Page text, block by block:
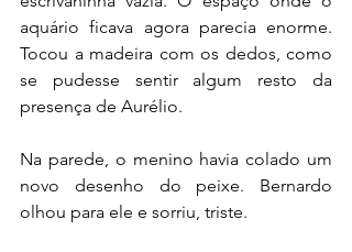
aquário ficava agora parecia enorme.
Tocou a madeira com os dedos, como
se pudesse sentir algum resto da
presença de Aurélio.
Na parede, o menino havia colado um
novo desenho do peixe. Bernardo
olhou para ele e sorriu, triste.